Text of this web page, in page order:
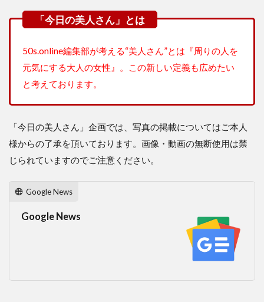
50s.online編集部が考える“美人さん”とは『周りの人を
元気にする大人の女性』。この新しい定義も広めたい
と考えております。
「今日の美人さん」企画では、写真の掲載についてはご本人
様からの了承を頂いております。画像・動画の無断使用は禁
じられていますのでご注意ください。
Google News
Google News